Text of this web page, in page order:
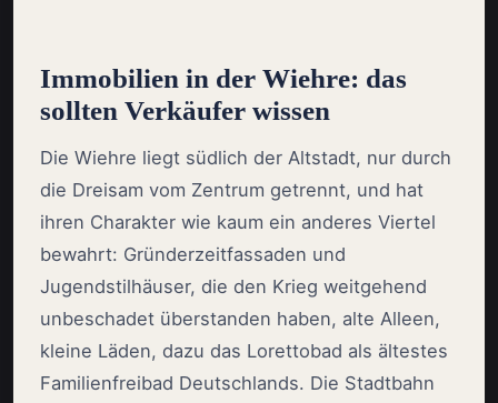
Immobilien in der Wiehre: das
sollten Verkäufer wissen
Die Wiehre liegt südlich der Altstadt, nur durch
die Dreisam vom Zentrum getrennt, und hat
ihren Charakter wie kaum ein anderes Viertel
bewahrt: Gründerzeitfassaden und
Jugendstilhäuser, die den Krieg weitgehend
unbeschadet überstanden haben, alte Alleen,
kleine Läden, dazu das Lorettobad als ältestes
Familienfreibad Deutschlands. Die Stadtbahn